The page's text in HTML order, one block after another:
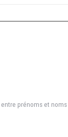
prénoms et